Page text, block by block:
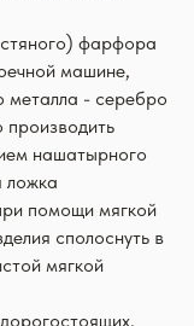
фарфора
машине,
металла - серебро
производить
нашатырного
ложка
помощи мягкой
сполоснуть в
мягкой